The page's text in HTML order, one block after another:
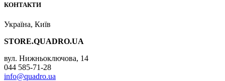
КОНТАКТИ
Україна, Київ
STORE.QUADRO.UA
вул. Нижньоключова, 14
044 585-71-28
info@quadro.ua